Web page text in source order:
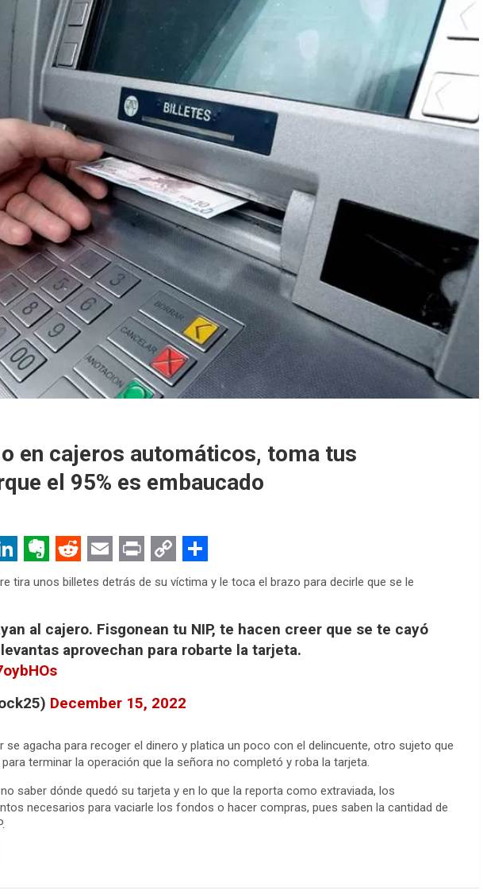
en cajeros automáticos, toma tus
el 95% es embaucado
E
e
r
n
o
e
R
d
d
i
t
E
a
i
P
i
n
C
p
y
i
k
S
a
r
tira unos billetes detrás de su víctima y le toca el brazo para decirle que se le
al cajero. Fisgonean tu NIP, te hacen creer que se te cayó
aprovechan para robarte la tarjeta.
December 15, 2022
se agacha para recoger el dinero y platica un poco con el delincuente, otro sujeto que
terminar la operación que la señora no completó y roba la tarjeta.
saber dónde quedó su tarjeta y en lo que la reporta como extraviada, los
necesarios para vaciarle los fondos o hacer compras, pues saben la cantidad de